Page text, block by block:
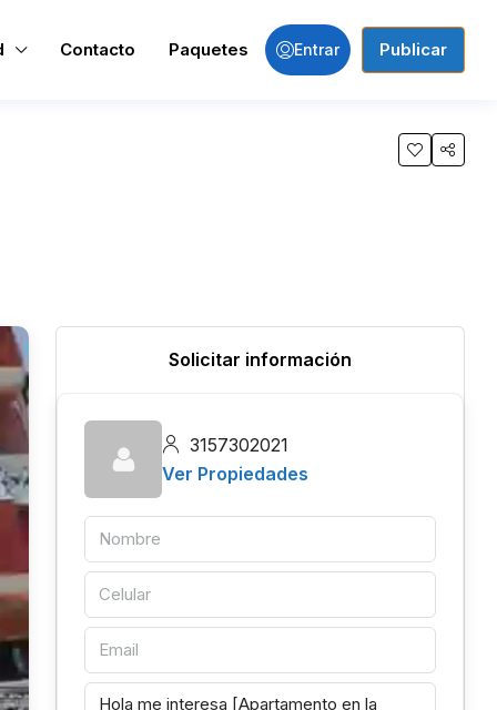
Contacto Paquetes Entrar Publicar
Solicitar información
3157302021
Ver Propiedades